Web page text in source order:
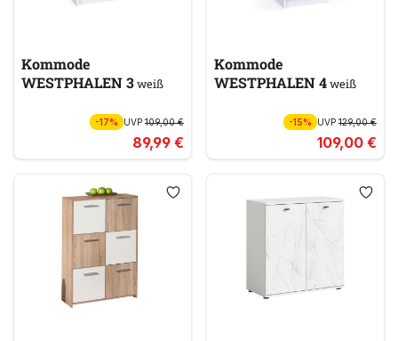
Kommode
WESTPHALEN 3weiß
-17% UVP 109,00 €
89,99 €
Kommode
WESTPHALEN 4weiß
-15% UVP129,00 €
109,00 €